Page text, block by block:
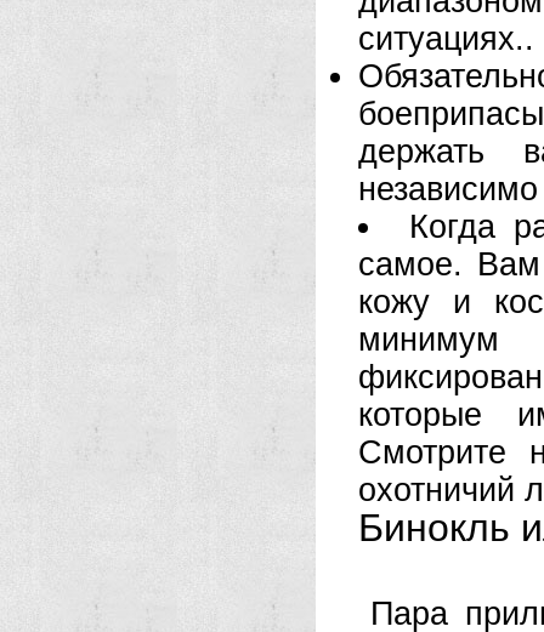
ситуациях..
держать
Когда
самое. Вам
кожу и
которые
Смотрите
охотничий
Бинокль
Пара